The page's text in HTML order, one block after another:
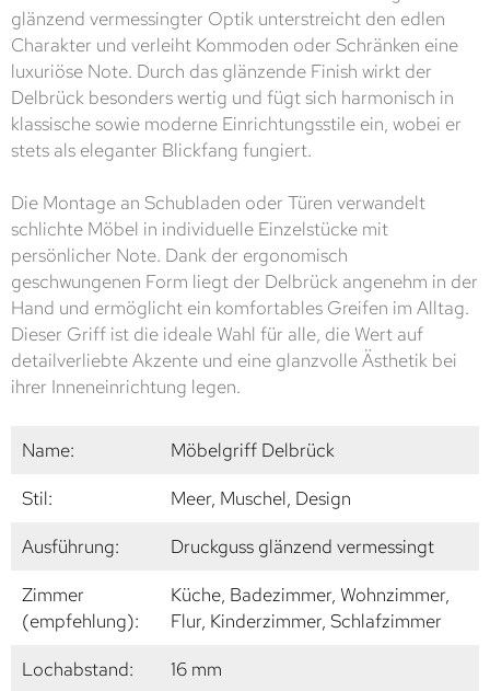
glänzend vermessingter Optik unterstreicht den edlen
Charakter und verleiht Kommoden oder Schränken eine
luxuriöse Note. Durch das glänzende Finish wirkt der
Delbrück besonders wertig und fügt sich harmonisch in
klassische sowie moderne Einrichtungsstile ein, wobei er
stets als eleganter Blickfang fungiert.
Die Montage an Schubladen oder Türen verwandelt
schlichte Möbel in individuelle Einzelstücke mit
persönlicher Note. Dank der ergonomisch
geschwungenen Form liegt der Delbrück angenehm in der
Hand und ermöglicht ein komfortables Greifen im Alltag.
Dieser Griff ist die ideale Wahl für alle, die Wert auf
detailverliebte Akzente und eine glanzvolle Ästhetik bei
ihrer Inneneinrichtung legen.
Name:
Möbelgriff Delbrück
Stil:
Meer, Muschel, Design
Ausführung:
Druckguss glänzend vermessingt
Zimmer
(empfehlung):
Küche, Badezimmer, Wohnzimmer,
Flur, Kinderzimmer, Schlafzimmer
Lochabstand:
16 mm